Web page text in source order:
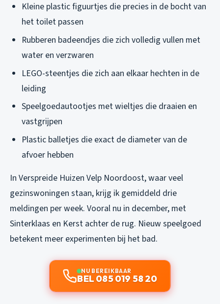
Kleine plastic figuurtjes die precies in de bocht van
het toilet passen
Rubberen badeendjes die zich volledig vullen met
water en verzwaren
LEGO-steentjes die zich aan elkaar hechten in de
leiding
Speelgoedautootjes met wieltjes die draaien en
vastgrijpen
Plastic balletjes die exact de diameter van de
afvoer hebben
In Verspreide Huizen Velp Noordoost, waar veel
gezinswoningen staan, krijg ik gemiddeld drie
meldingen per week. Vooral nu in december, met
Sinterklaas en Kerst achter de rug. Nieuw speelgoed
betekent meer experimenten bij het bad.
NU BEREIKBAAR
BEL 085 019 58 20